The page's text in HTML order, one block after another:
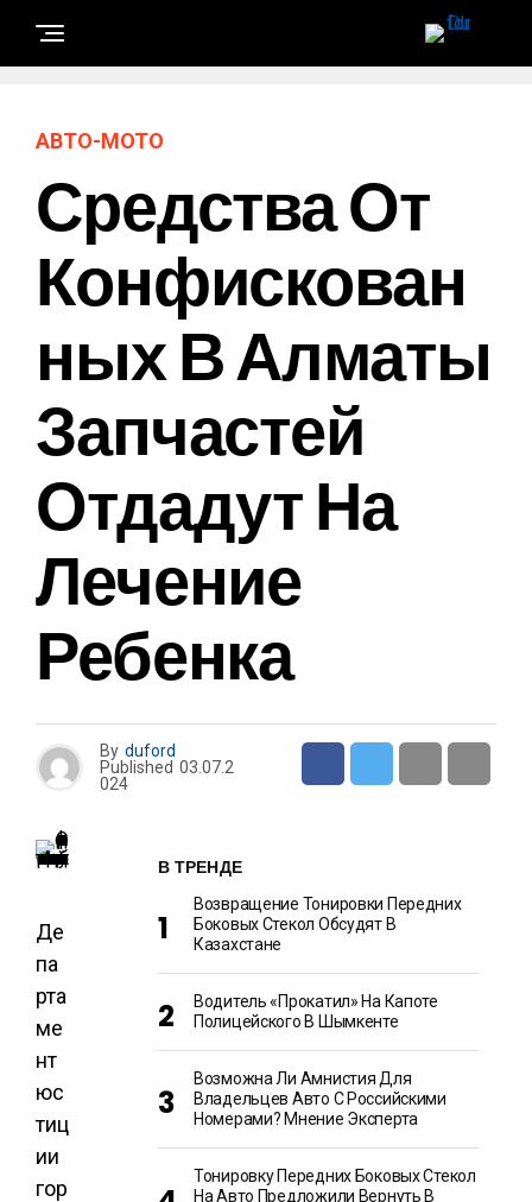
АВТО-МОТО
Средства От
Конфискован
Ных В Алматы
Запчастей
Отдадут На
Лечение
Ребенка
By duford
Published 03.07.2
024
Де
па
рта
ме
нт
юс
тиц
ии
гор
В ТРЕНДЕ
Возвращение Тонировки Передних
Боковых Стекол Обсудят В
Казахстане
Водитель «прокатил» На Капоте
Полицейского В Шымкенте
Возможна Ли Амнистия Для
Владельцев Авто С Российскими
Номерами? Мнение Эксперта
Тонировку Передних Боковых Стекол
На Авто Предложили Вернуть В